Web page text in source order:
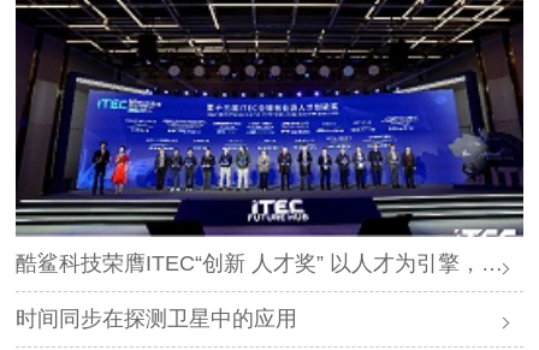
酷鲨科技荣膺ITEC“创新 人才奖” 以人才为引擎，时空为基石，驱动智能未来
时间同步在探测卫星中的应用